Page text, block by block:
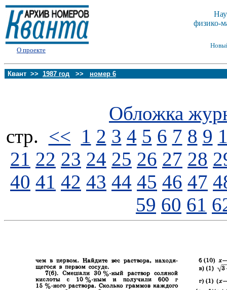
О проекте
физико-
Квант >> 1987 год >> номер 6
Обложка
стp. << 1 2 3 4 5 6 7 8 9
21 22 23 24 25 26 27 28
40 41 42 43 44 45 46 47
59 60 61